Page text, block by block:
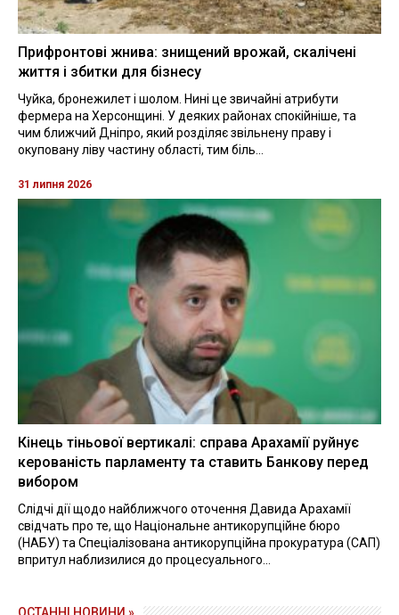
Прифронтові жнива: знищений врожай, скалічені
життя і збитки для бізнесу
Чуйка, бронежилет і шолом. Нині це звичайні атрибути
фермера на Херсонщині. У деяких районах спокійніше, та
чим ближчий Дніпро, який розділяє звільнену праву і
окуповану ліву частину області, тим біль...
31 липня 2026
Кінець тіньової вертикалі: справа Арахамії руйнує
керованість парламенту та ставить Банкову перед
вибором
Слідчі дії щодо найближчого оточення Давида Арахамії
свідчать про те, що Національне антикорупційне бюро
(НАБУ) та Спеціалізована антикорупційна прокуратура (САП)
впритул наблизилися до процесуального...
ОСТАННІ НОВИНИ »